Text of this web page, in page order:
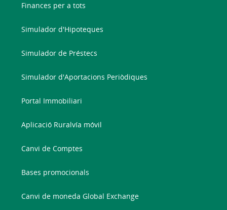
Finances per a tots
Simulador d'Hipoteques
Simulador de Préstecs
Simulador d'Aportacions Periòdiques
Portal Immobiliari
Aplicació Ruralvía móvil
Canvi de Comptes
Bases promocionals
Canvi de moneda Global Exchange